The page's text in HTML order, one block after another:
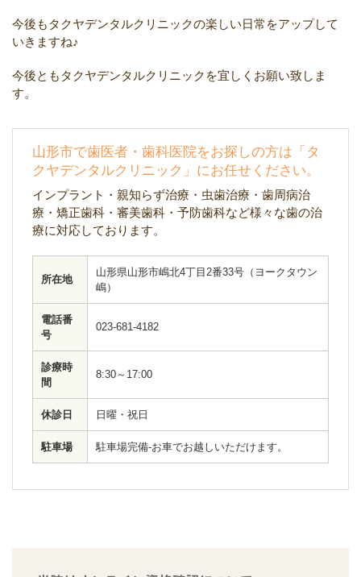
今後もタクヤデンタルクリニックの楽しい日常をアップして
いきますね♪
今後ともタクヤデンタルクリニックを宜しくお願い致しま
す。
山形市で歯医者・歯科医院をお探しの方は「タ
クヤデンタルクリニック」にお任せください。
インプラント・親知らず治療・虫歯治療・歯周病治
療・矯正歯科・審美歯科・予防歯科など様々な歯の治
療に対応しております。
所在地
山形県山形市嶋北4丁目2番33号（ヨークタウン
嶋）
電話番
号
023-681-4182
診療時
間
8:30～17:00
休診日 日曜・祝日
駐車場 駐車場完備-お車でお越しいただけます。